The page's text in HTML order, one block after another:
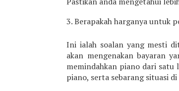
Berapakah harganya untuk
Ini ialah soalan yang mesti
akan mengenakan bayaran
memindahkan piano dari satu
piano, serta sebarang situasi